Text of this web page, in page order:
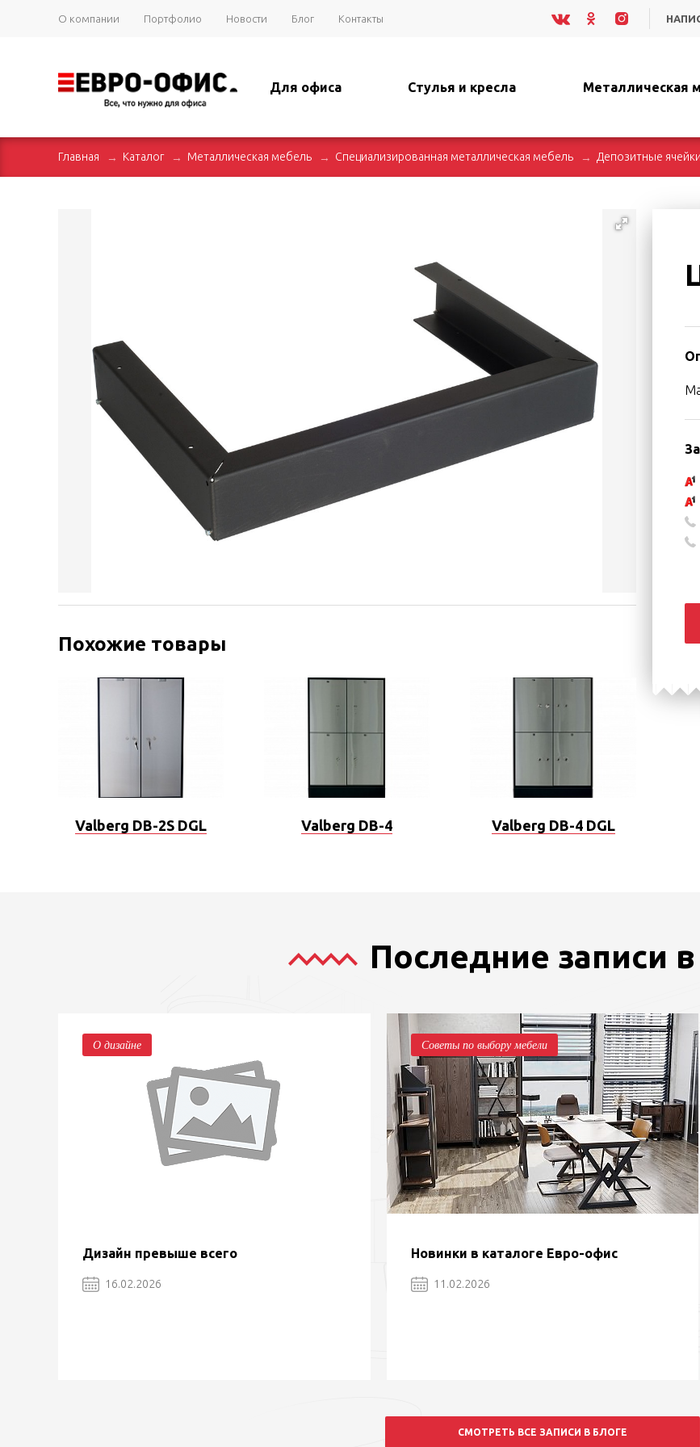
О компании Портфолио Новости Блог Контакты
Для офиса Стулья и кресла Металлическая
Главная Каталог Металлическая мебель Специализированная металлическая мебель Депозитные ячейки
Похожие товары
Valberg DB-2S DGL Valberg DB-4 Valberg DB-4 DGL
Последние записи
О дизайне
Дизайн превыше всего
16.02.2026
Советы по выбору мебели
Новинки в каталоге Евро-офис
11.02.2026
СМОТРЕТЬ ВСЕ ЗАПИСИ В БЛОГЕ